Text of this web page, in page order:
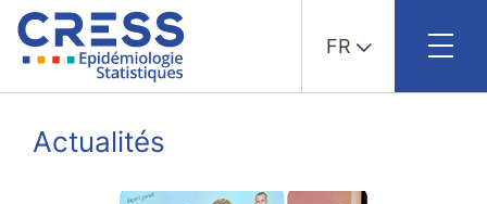
content
FR
Actualités